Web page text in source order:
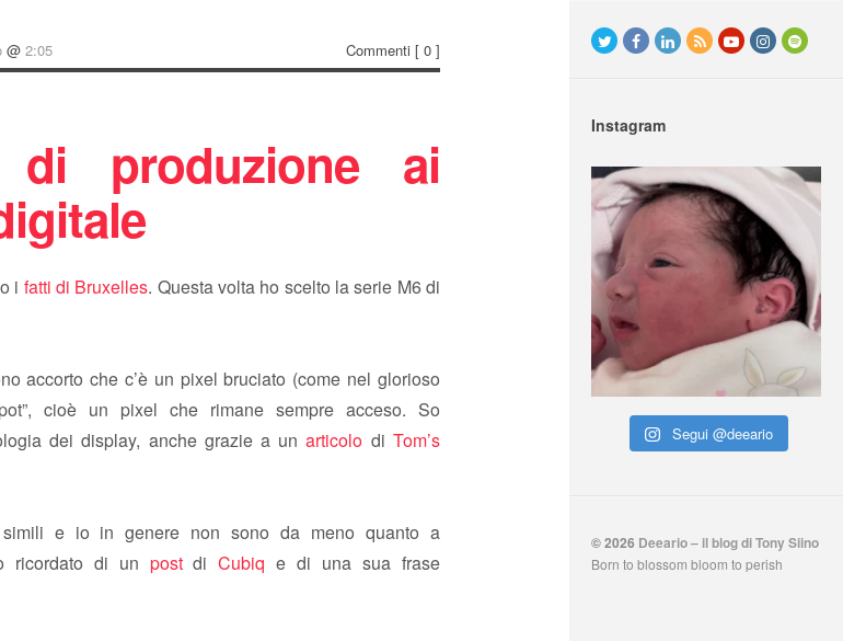
@2:05 Commenti [ 0 ]
produzione ai
i fatti di Bruxelles. Questa volta ho scelto la serie M6 di
accorto che c’è un pixel bruciato (come nel glorioso
cioè un pixel che rimane sempre acceso. So
dei display, anche grazie a unarticolo di Tom’s
e io in genere non sono da meno quanto a
ricordato di un postdiCubiq e di una sua frase
Instagram
Segui @deeario
© 2026 Deeario – il blog di Tony Siino
Born to blossom bloom to perish